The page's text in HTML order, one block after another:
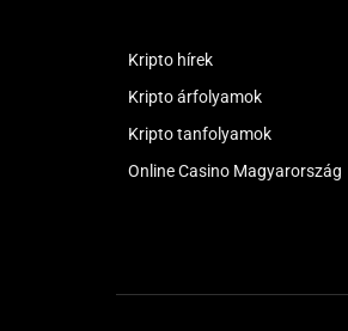
Kripto hírek
Kripto árfolyamok
Kripto tanfolyamok
Online Casino Magyarország